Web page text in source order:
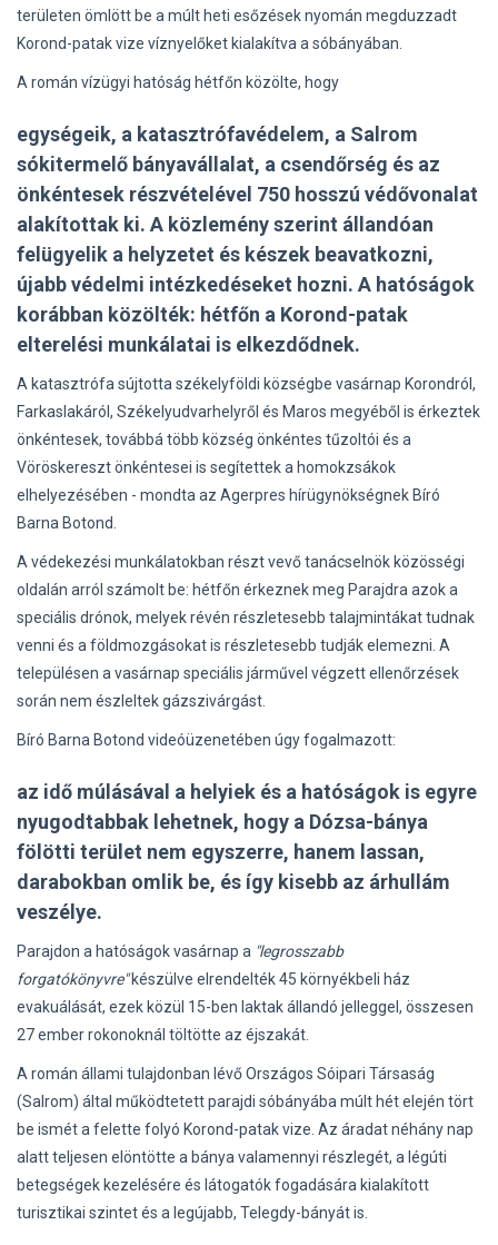
területen ömlött be a múlt heti esőzések nyomán megduzzadt
Korond-patak vize víznyelőket kialakítva a sóbányában.
A román vízügyi hatóság hétfőn közölte, hogy
egységeik, a katasztrófavédelem, a Salrom
sókitermelő bányavállalat, a csendőrség és az
önkéntesek részvételével 750 hosszú védővonalat
alakítottak ki. A közlemény szerint állandóan
felügyelik a helyzetet és készek beavatkozni,
újabb védelmi intézkedéseket hozni. A hatóságok
korábban közölték: hétfőn a Korond-patak
elterelési munkálatai is elkezdődnek.
A katasztrófa sújtotta székelyföldi községbe vasárnap Korondról,
Farkaslakáról, Székelyudvarhelyről és Maros megyéből is érkeztek
önkéntesek, továbbá több község önkéntes tűzoltói és a
Vöröskereszt önkéntesei is segítettek a homokzsákok
elhelyezésében - mondta az Agerpres hírügynökségnek Bíró
Barna Botond.
A védekezési munkálatokban részt vevő tanácselnök közösségi
oldalán arról számolt be: hétfőn érkeznek meg Parajdra azok a
speciális drónok, melyek révén részletesebb talajmintákat tudnak
venni és a földmozgásokat is részletesebb tudják elemezni. A
településen a vasárnap speciális járművel végzett ellenőrzések
során nem észleltek gázszivárgást.
Bíró Barna Botond videóüzenetében úgy fogalmazott:
az idő múlásával a helyiek és a hatóságok is egyre
nyugodtabbak lehetnek, hogy a Dózsa-bánya
fölötti terület nem egyszerre, hanem lassan,
darabokban omlik be, és így kisebb az árhullám
veszélye.
Parajdon a hatóságok vasárnap a "legrosszabb
forgatókönyvre"készülve elrendelték 45 környékbeli ház
evakuálását, ezek közül 15-ben laktak állandó jelleggel, összesen
27 ember rokonoknál töltötte az éjszakát.
A román állami tulajdonban lévő Országos Sóipari Társaság
(Salrom) által működtetett parajdi sóbányába múlt hét elején tört
be ismét a felette folyó Korond-patak vize. Az áradat néhány nap
alatt teljesen elöntötte a bánya valamennyi részlegét, a légúti
betegségek kezelésére és látogatók fogadására kialakított
turisztikai szintet és a legújabb, Telegdy-bányát is.